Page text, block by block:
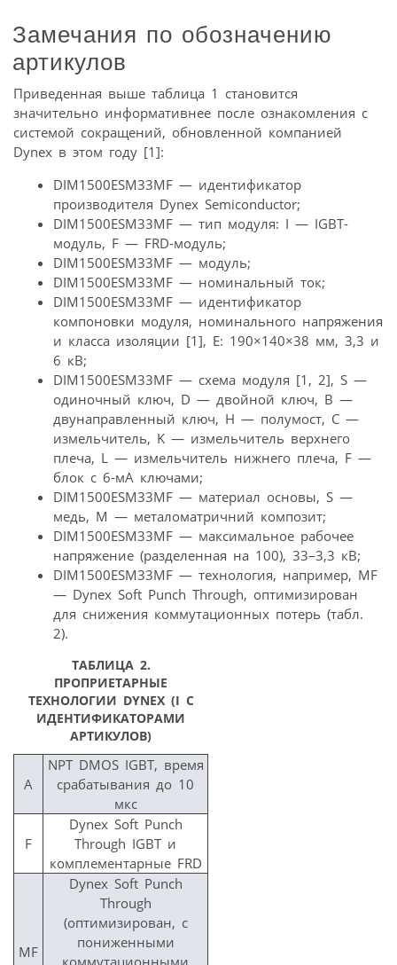
Замечания по обозначению
артикулов
Приведенная выше таблица 1 становится
значительно информативнее после ознакомления с
системой сокращений, обновленной компанией
Dynex в этом году [1]:
DIM1500ESM33MF — идентификатор
производителя Dynex Semiconductor;
DIM1500ESM33MF — тип модуля: I — IGBT-
модуль, F — FRD-модуль;
DIM1500ESM33MF — модуль;
DIM1500ESM33MF — номинальный ток;
DIM1500ESM33MF — идентификатор
компоновки модуля, номинального напряжения
и класса изоляции [1], E: 190×140×38 мм, 3,3 и
6 кВ;
DIM1500ESM33MF — схема модуля [1, 2], S —
одиночный ключ, D — двойной ключ, B —
двунаправленный ключ, H — полумост, C —
измельчитель, K — измельчитель верхнего
плеча, L — измельчитель нижнего плеча, F —
блок с 6-мА ключами;
DIM1500ESM33MF — материал основы, S —
медь, M — металоматричний композит;
DIM1500ESM33MF — максимальное рабочее
напряжение (разделенная на 100), 33–3,3 кВ;
DIM1500ESM33MF — технология, например, MF
— Dynex Soft Punch Through, оптимизирован
для снижения коммутационных потерь (табл.
2).
ТАБЛИЦА 2.
ПРОПРИЕТАРНЫЕ
ТЕХНОЛОГИИ DYNEX (І С
ИДЕНТИФИКАТОРАМИ
АРТИКУЛОВ)
A
NPT DMOS IGBT, время
срабатывания до 10
мкс
F
Dynex Soft Punch
Through IGBT и
комплементарные FRD
MF
Dynex Soft Punch
Through
(оптимизирован, с
пониженными
коммутационными